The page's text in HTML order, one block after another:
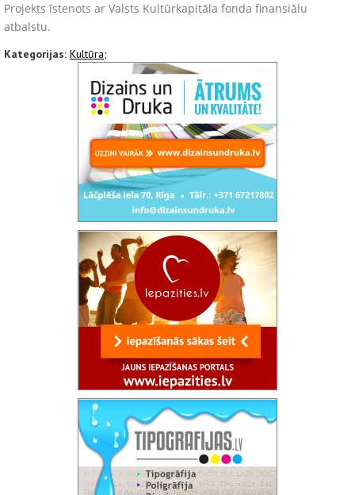
Projekts īstenots ar Valsts Kultūrkapitāla fonda finansiālu
atbalstu.
Kategorijas: Kultūra;